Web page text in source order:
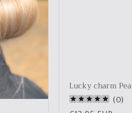
Lucky charm
(0)